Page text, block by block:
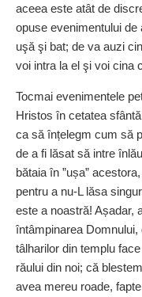
aceea este atât de
opuse evenimentului de
uşă şi bat; de va auzi
voi intra la el şi voi cina
Tocmai evenimentele
Hristos în cetatea
ca să înțelegm cum să
de a fi lăsat să intre
bătaia în ”ușa”
pentru a nu‑L lăsa
este a noastră! Așadar,
întâmpinarea
tâlharilor din templu
răului din noi; că
avea mereu roade,